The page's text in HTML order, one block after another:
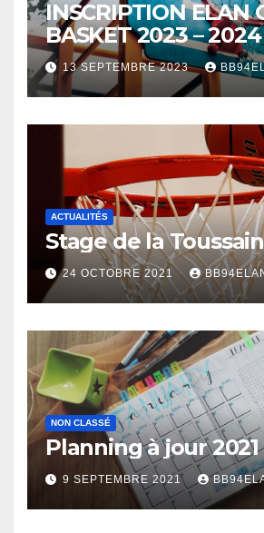
INSCRIPTION ELAN
BASKET 2023 – 2024
13 SEPTEMBRE 2023
ACTUALITÉS
Stage de la
24 OCTOBRE 2021
NON CLASSÉ
Planning à jour 2021
9 SEPTEMBRE 2021